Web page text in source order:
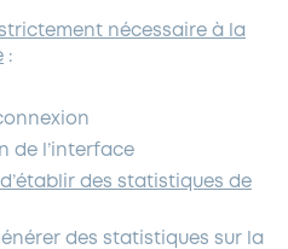
nécessaire à la
:
de l’interface
des statistiques de
des statistiques sur la